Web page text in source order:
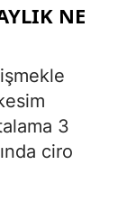
NE
3
ciro